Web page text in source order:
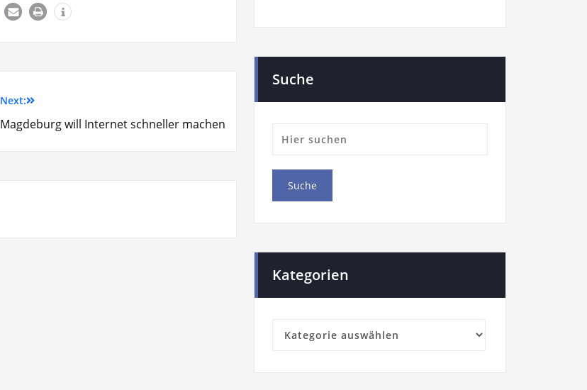
Next:
Magdeburg will Internet schneller machen
Suche
Kategorien